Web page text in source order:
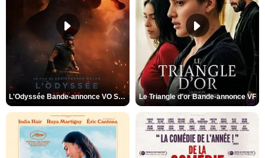
L'Odyssée Bande-annonce VO STFR Le Triangle d'or Bande-annonce VF